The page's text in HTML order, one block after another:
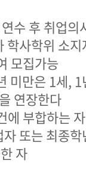
수 후 취업의
사학위 소지
모집가능
미만은 1세,
연장한다
에 부합하는 자
또는 최종학
자